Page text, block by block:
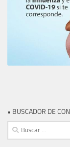
• BUSCADOR DE
Buscar: